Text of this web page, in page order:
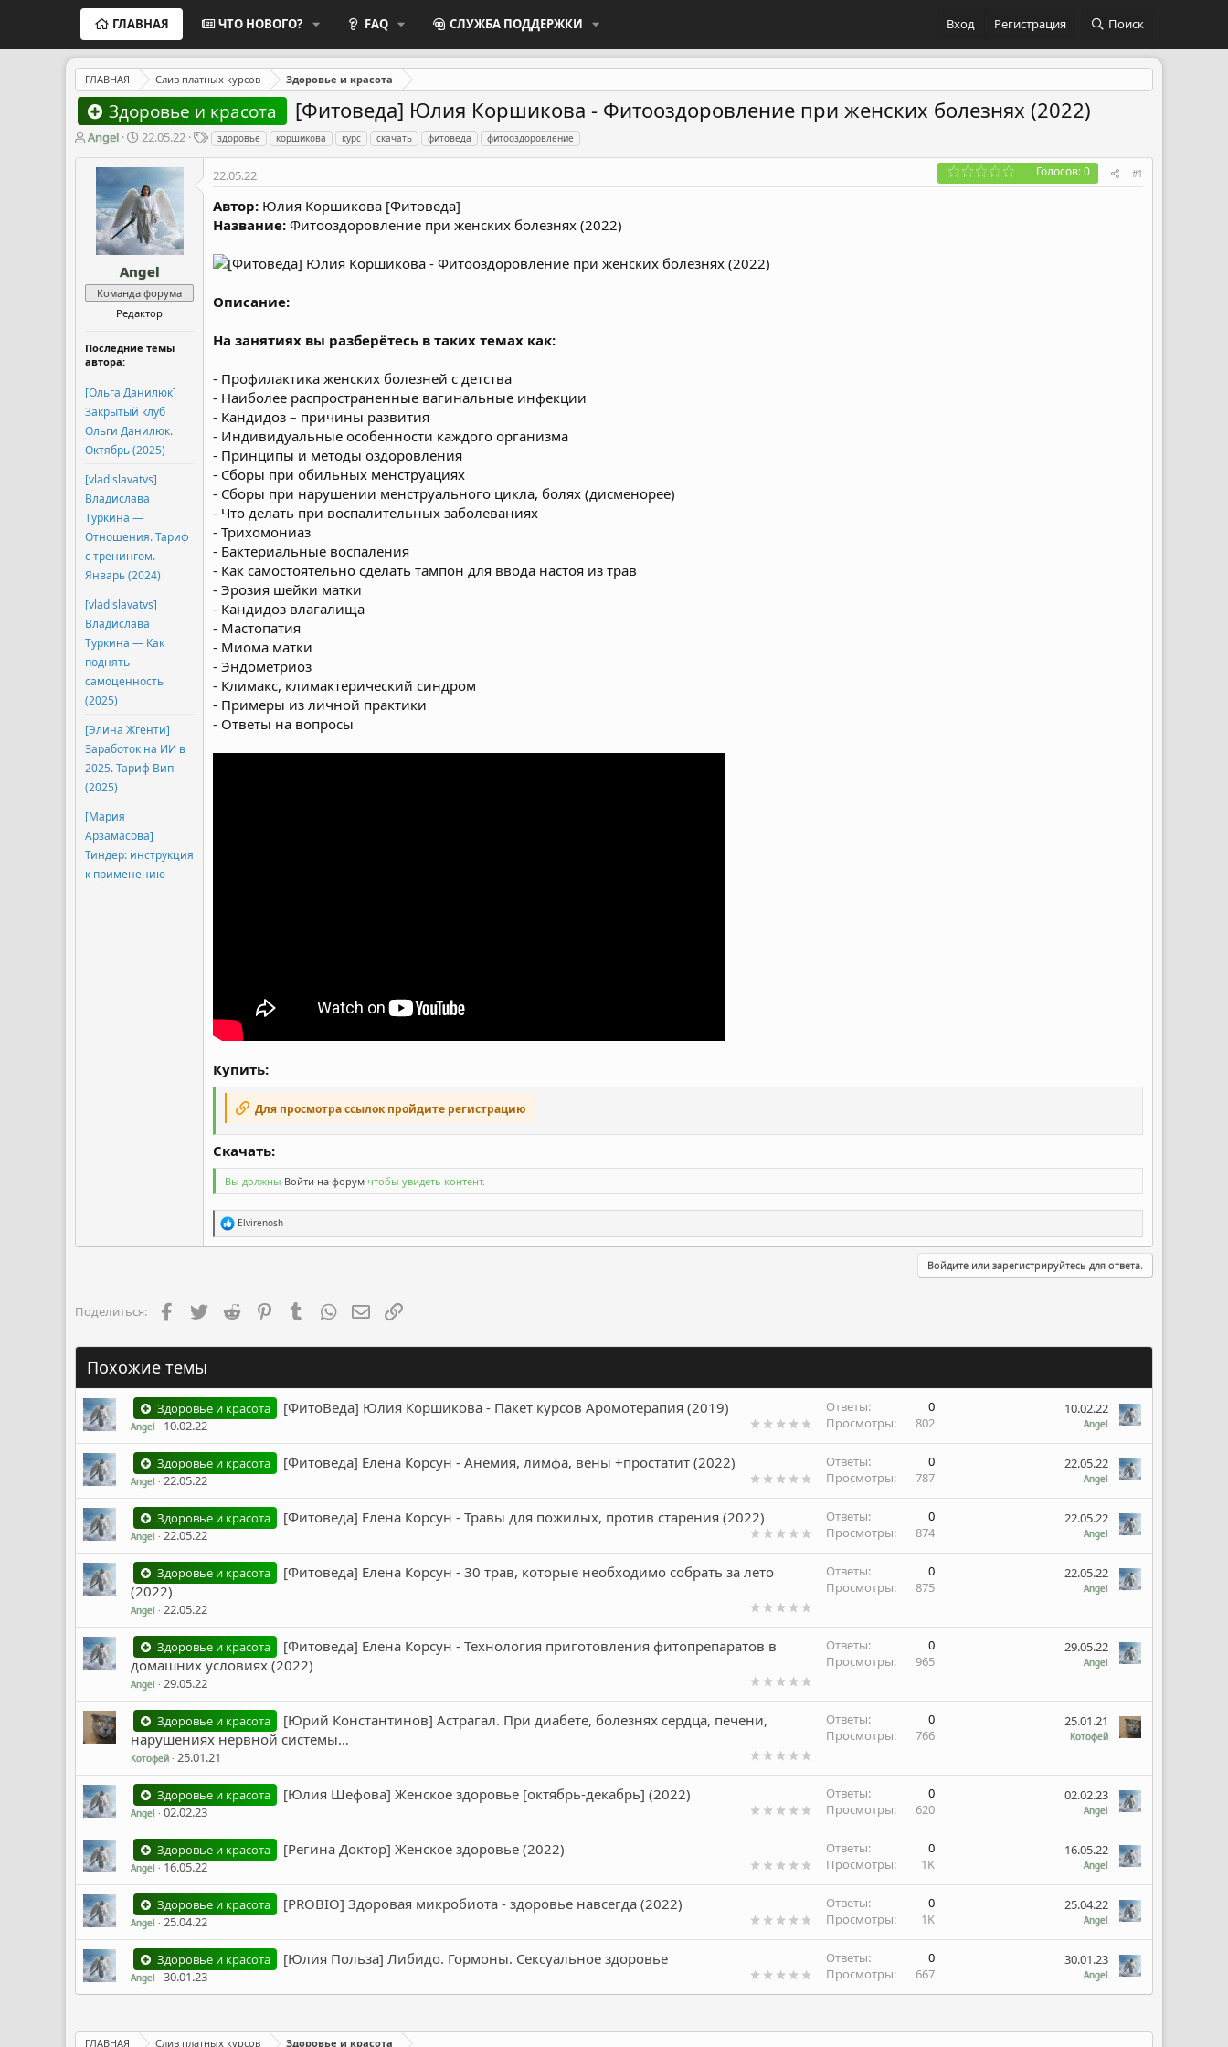
ГЛАВНАЯ ЧТО НОВОГО? FAQ СЛУЖБА ПОДДЕРЖКИ Вход Регистрация Поиск
ГЛАВНАЯ Слив платных курсов Здоровье и красота
Здоровье и красота [Фитоведа] Юлия Коршикова - Фитооздоровление при женских болезнях (2022)
А
Angel
Д
т
а
н
а
ч
а
л
а
22.05.22
Т
г
и
здоровье коршикова курс скачать фитоведа фитооздоровление
Angel
Команда форума
Редактор
Последние темы
автора:
[Ольга Данилюк]
Закрытый клуб
Ольги Данилюк.
Октябрь (2025)
[vladislavatvs]
Владислава
Туркина ―
Отношения. Тариф
с тренингом.
Январь (2024)
[vladislavatvs]
Владислава
Туркина ― Как
поднять
самоценность
(2025)
[Элина Жгенти]
Заработок на ИИ в
2025. Тариф Вип
(2025)
[Мария
Арзамасова]
Тиндер: инструкция
к применению
22.05.22 Голосов: 0 #1
Автор: Юлия Коршикова [Фитоведа]
Название: Фитооздоровление при женских болезнях (2022)
Описание:
На занятиях вы разберётесь в таких темах как:
- Профилактика женских болезней с детства
- Наиболее распространенные вагинальные инфекции
- Кандидоз – причины развития
- Индивидуальные особенности каждого организма
- Принципы и методы оздоровления
- Сборы при обильных менструациях
- Сборы при нарушении менструального цикла, болях (дисменорее)
- Что делать при воспалительных заболеваниях
- Трихомониаз
- Бактериальные воспаления
- Как самостоятельно сделать тампон для ввода настоя из трав
- Эрозия шейки матки
- Кандидоз влагалища
- Мастопатия
- Миома матки
- Эндометриоз
- Климакс, климактерический синдром
- Примеры из личной практики
- Ответы на вопросы
Купить:
Для просмотра ссылок пройдите регистрацию
Скачать:​
Вы должны Войти на форум чтобы увидеть контент.
Р
е
а
:
Elvirenosh
Войдите или зарегистрируйтесь для ответа.
Поделиться: FacebookTwitter Reddit PinterestTumblr WhatsAppЭлектронная почта
Похожие темы
Здоровье и красота [ФитоВеда] Юлия Коршикова - Пакет курсов Аромотерапия (2019)
Angel 10.02.22
Ответы
0
Просмотры
802
10.02.22
Angel
Здоровье и красота [Фитоведа] Елена Корсун - Анемия, лимфа, вены +простатит (2022)
Angel 22.05.22
Ответы
0
Просмотры
787
22.05.22
Angel
Здоровье и красота [Фитоведа] Елена Корсун - Травы для пожилых, против старения (2022)
Angel 22.05.22
Ответы
0
Просмотры
874
22.05.22
Angel
Здоровье и красота
[Фитоведа] Елена Корсун - 30 трав, которые необходимо собрать за лето
(2022)
Angel 22.05.22
Ответы
0
Просмотры
875
22.05.22
Angel
Здоровье и красота
[Фитоведа] Елена Корсун - Технология приготовления фитопрепаратов в
домашних условиях (2022)
Angel 29.05.22
Ответы
0
Просмотры
965
29.05.22
Angel
Здоровье и красота
[Юрий Константинов] Астрагал. При диабете, болезнях сердца, печени,
нарушениях нервной системы…
Котофей 25.01.21
Ответы
0
Просмотры
766
25.01.21
Котофей
Здоровье и красота [Юлия Шефова] Женское здоровье [октябрь-декабрь] (2022)
Angel 02.02.23
Ответы
0
Просмотры
620
02.02.23
Angel
Здоровье и красота [Регина Доктор] Женское здоровье (2022)
Angel 16.05.22
Ответы
0
Просмотры
1K
16.05.22
Angel
Здоровье и красота [PROBIO] Здоровая микробиота - здоровье навсегда (2022)
Angel 25.04.22
Ответы
0
Просмотры
1K
25.04.22
Angel
Здоровье и красота [Юлия Польза] Либидо. Гормоны. Сексуальное здоровье
Angel 30.01.23
Ответы
0
Просмотры
667
30.01.23
Angel
ГЛАВНАЯ Слив платных курсов Здоровье и красота